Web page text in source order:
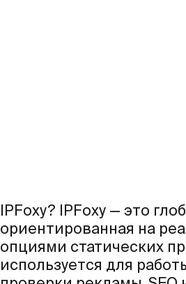
IPFoxy? IPFoxy — это
ориентированная на
опциями статических
используется для